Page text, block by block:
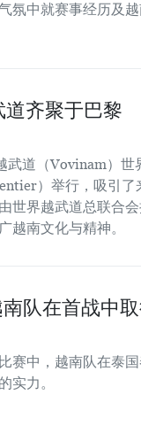
氛中就赛事经历及
齐聚于巴黎
武道（Vovinam）世
）举行，吸引
世界越武道总联合
越南文化与精神。
队在首战中取
赛中，越南队在泰
实力。